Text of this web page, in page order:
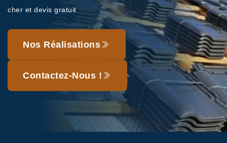
cher et devis gratuit
Nos Réalisations
Contactez-Nous !